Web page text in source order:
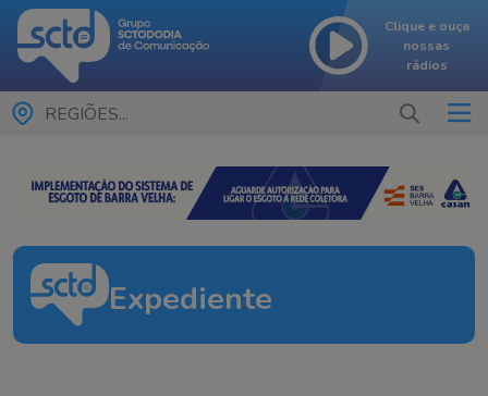
Clique e ouça
nossas
rádios
REGIÕES...
Expediente